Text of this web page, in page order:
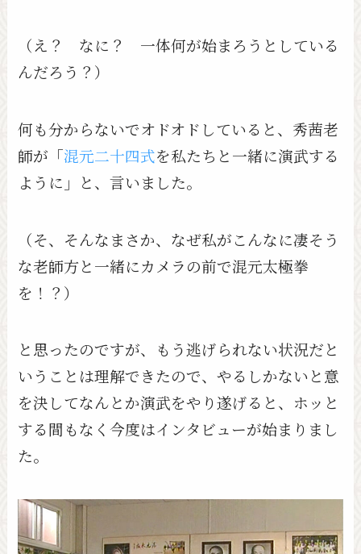
（え？ なに？ 一体何が始まろうとしている
んだろう？）
何も分からないでオドオドしていると、秀茜老
師が「混元二十四式を私たちと一緒に演武する
ように」と、言いました。
（そ、そんなまさか、なぜ私がこんなに凄そう
な老師方と一緒にカメラの前で混元太極拳
を！？）
と思ったのですが、もう逃げられない状況だと
いうことは理解できたので、やるしかないと意
を決してなんとか演武をやり遂げると、ホッと
する間もなく今度はインタビューが始まりまし
た。